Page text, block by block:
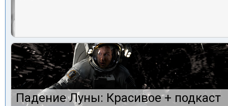
Падение Луны: Красивое + подкаст